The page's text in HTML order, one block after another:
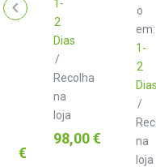
€
1-
2
Dias
/
Recolha
na
loja
Preço
98,00 €
o
em:
1-
2
Dias
/
na
loja